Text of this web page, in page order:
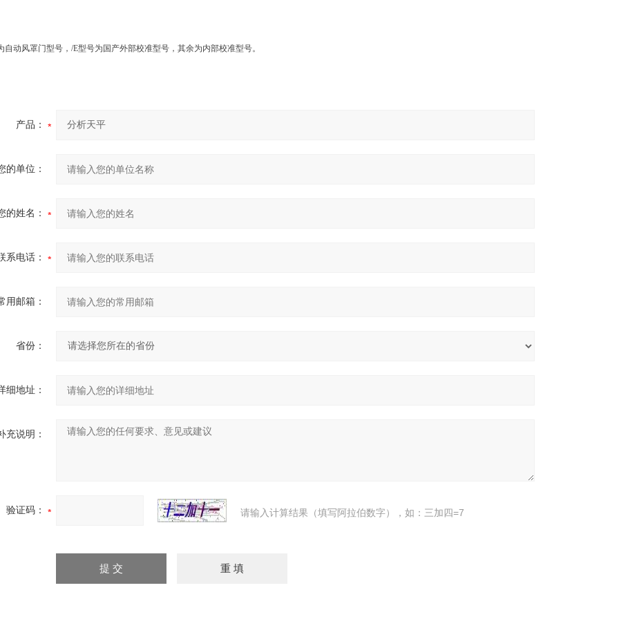
动风罩门型号，/E型号为国产外部校准型号，其余为内部校准型号。
产品：
的单位：
的姓名：
系电话：
用邮箱：
省份：
细地址：
充说明：
验证码： 请输入计算结果（填写阿拉伯数字），如：三加四=7